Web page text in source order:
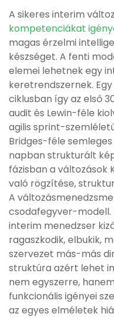
A sikeres interim
kompetenciákat
magas érzelmi
készséget. A fenti
elemei lehetnek egy
keretrendszernek.
ciklusban így az első
audit és Lewin-féle
agilis sprint-
Bridges-féle semleges
napban strukturált
fázisban a változások
való rögzítése,
A
csodafegyver-modell.
interim menedzser
ragaszkodik, elbukik,
szervezet más-más
struktúra azért lehet
nem egyszerre,
funkcionális igényei
az egyes elméletek